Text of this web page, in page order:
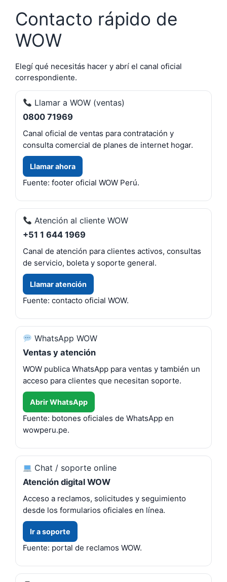
Contacto rápido de
WOW
Elegí qué necesitás hacer y abrí el canal oficial
correspondiente.
Llamar a WOW (ventas)
0800 71969
Canal oficial de ventas para contratación y
consulta comercial de planes de internet hogar.
Llamar ahora
Fuente: footer oficial WOW Perú.
Atención al cliente WOW
+51 1 644 1969
Canal de atención para clientes activos, consultas
de servicio, boleta y soporte general.
Llamar atención
Fuente: contacto oficial WOW.
WhatsApp WOW
Ventas y atención
WOW publica WhatsApp para ventas y también un
acceso para clientes que necesitan soporte.
Abrir WhatsApp
Fuente: botones oficiales de WhatsApp en
wowperu.pe.
Chat / soporte online
Atención digital WOW
Acceso a reclamos, solicitudes y seguimiento
desde los formularios oficiales en línea.
Ir a soporte
Fuente: portal de reclamos WOW.